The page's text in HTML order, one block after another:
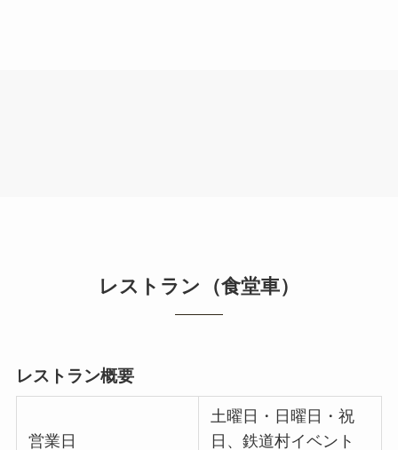
レストラン（食堂車）
レストラン概要
営業日
土曜日・日曜日・祝
日、鉄道村イベント